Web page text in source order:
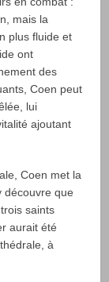
mais la
plus fluide et
ont
des
Coen peut
lui
ajoutant
Coen met la
découvre que
saints
aurait été
à